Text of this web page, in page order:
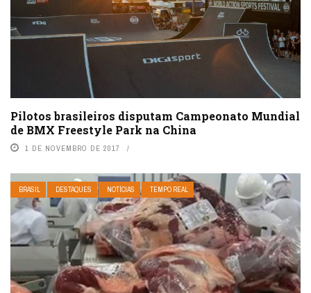
Pilotos brasileiros disputam Campeonato Mundial
de BMX Freestyle Park na China
1 DE NOVEMBRO DE 2017
BRASIL DESTAQUES NOTÍCIAS TEMPO REAL